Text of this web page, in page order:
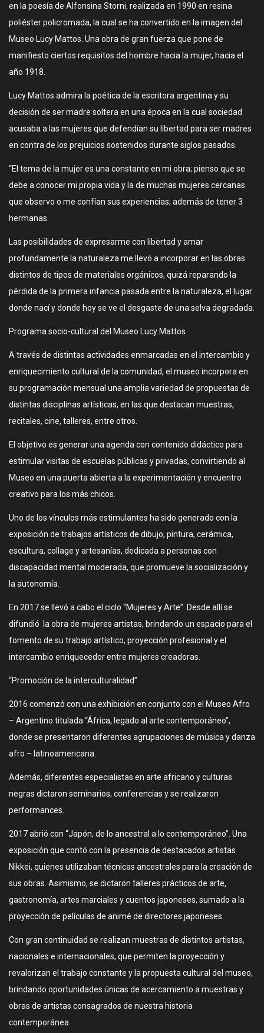
en la poesía de Alfonsina Storni, realizada en 1990 en resina
poliéster policromada, la cual se ha convertido en la imagen del
Museo Lucy Mattos. Una obra de gran fuerza que pone de
manifiesto ciertos requisitos del hombre hacia la mujer, hacia el
año 1918.
Lucy Mattos admira la poética de la escritora argentina y su
decisión de ser madre soltera en una época en la cual sociedad
acusaba a las mujeres que defendían su libertad para ser madres
en contra de los prejuicios sostenidos durante siglos pasados.
“El tema de la mujer es una constante en mi obra; pienso que se
debe a conocer mi propia vida y la de muchas mujeres cercanas
que observo o me confían sus experiencias; además de tener 3
hermanas.
Las posibilidades de expresarme con libertad y amar
profundamente la naturaleza me llevó a incorporar en las obras
distintos de tipos de materiales orgánicos, quizá reparando la
pérdida de la primera infancia pasada entre la naturaleza, el lugar
donde nací y donde hoy se ve el desgaste de una selva degradada.
Programa socio-cultural del Museo Lucy Mattos
A través de distintas actividades enmarcadas en el intercambio y
enriquecimiento cultural de la comunidad, el museo incorpora en
su programación mensual una amplia variedad de propuestas de
distintas disciplinas artísticas, en las que destacan muestras,
recitales, cine, talleres, entre otros.
El objetivo es generar una agenda con contenido didáctico para
estimular visitas de escuelas públicas y privadas, convirtiendo al
Museo en una puerta abierta a la experimentación y encuentro
creativo para los más chicos.
Uno de los vínculos más estimulantes ha sido generado con la
exposición de trabajos artísticos de dibujo, pintura, cerámica,
escultura, collage y artesanías, dedicada a personas con
discapacidad mental moderada, que promueve la socialización y
la autonomía.
En 2017 se llevó a cabo el ciclo “Mujeres y Arte”. Desde allí se
difundió la obra de mujeres artistas, brindando un espacio para el
fomento de su trabajo artístico, proyección profesional y el
intercambio enriquecedor entre mujeres creadoras.
“Promoción de la interculturalidad”
2016 comenzó con una exhibición en conjunto con el Museo Afro
– Argentino titulada “África, legado al arte contemporáneo”,
donde se presentaron diferentes agrupaciones de música y danza
afro – latinoamericana.
Además, diferentes especialistas en arte africano y culturas
negras dictaron seminarios, conferencias y se realizaron
performances.
2017 abrió con “Japón, de lo ancestral a lo contemporáneo”. Una
exposición que contó con la presencia de destacados artistas
Nikkei, quienes utilizaban técnicas ancestrales para la creación de
sus obras. Asimismo, se dictaron talleres prácticos de arte,
gastronomía, artes marciales y cuentos japoneses, sumado a la
proyección de películas de animé de directores japoneses.
Con gran continuidad se realizan muestras de distintos artistas,
nacionales e internacionales, que permiten la proyección y
revalorizan el trabajo constante y la propuesta cultural del museo,
brindando oportunidades únicas de acercamiento a muestras y
obras de artistas consagrados de nuestra historia
contemporánea.